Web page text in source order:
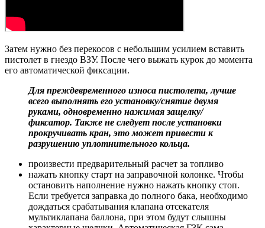
Затем нужно без перекосов с небольшим усилием вставить
пистолет в гнездо ВЗУ. После чего выжать курок до момента
его автоматической фиксации.
Для преждевременного износа пистолета, лучше
всего выполнять его установку/снятие двумя
руками, одновременно нажимая защелку/
фиксатор. Также не следует после установки
прокручивать кран, это может привести к
разрушению уплотнительного кольца.
произвести предварительный расчет за топливо
нажать кнопку старт на заправочной колонке. Чтобы
остановить наполнение нужно нажать кнопку стоп.
Если требуется заправка до полного бака, необходимо
дождаться срабатывания клапана отсекателя
мультиклапана баллона, при этом будут слышны